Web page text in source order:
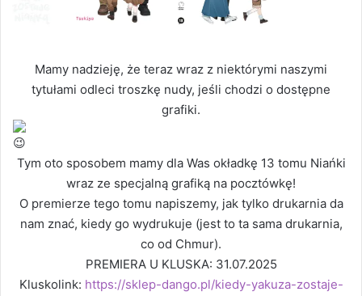
Mamy nadzieję, że teraz wraz z niektórymi naszymi
tytułami odleci troszkę nudy, jeśli chodzi o dostępne
grafiki.
Tym oto sposobem mamy dla Was okładkę 13 tomu Niańki
wraz ze specjalną grafiką na pocztówkę!
O premierze tego tomu napiszemy, jak tylko drukarnia da
nam znać, kiedy go wydrukuje (jest to ta sama drukarnia,
co od Chmur).
PREMIERA U KLUSKA: 31.07.2025
Kluskolink: https://sklep-dango.pl/kiedy-yakuza-zostaje-